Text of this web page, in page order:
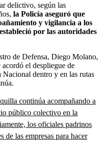
delictivo, según las
la Policía aseguró que
y vigilancia a los
por las autoridades
de Defensa, Diego Molano,
el despliegue de
dentro y en las rutas
continúa acompañando a
público colectivo en la
los oficiales padrinos
de las empresas para hacer